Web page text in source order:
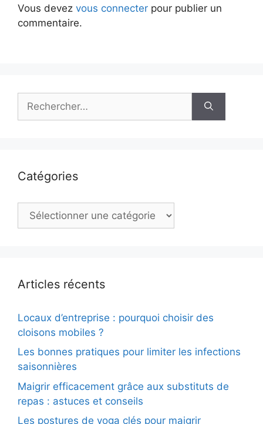
Vous devez vous connecter pour publier un
commentaire.
Catégories
Catégories
Articles récents
Locaux d’entreprise : pourquoi choisir des
cloisons mobiles ?
Les bonnes pratiques pour limiter les infections
saisonnières
Maigrir efficacement grâce aux substituts de
repas : astuces et conseils
Les postures de yoga clés pour maigrir